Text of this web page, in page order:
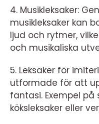
4. Musikleksaker:
musikleksaker kan
ljud och rytmer,
och musikaliska
5. Leksaker för
utformade för att
fantasi. Exempel på
köksleksaker eller